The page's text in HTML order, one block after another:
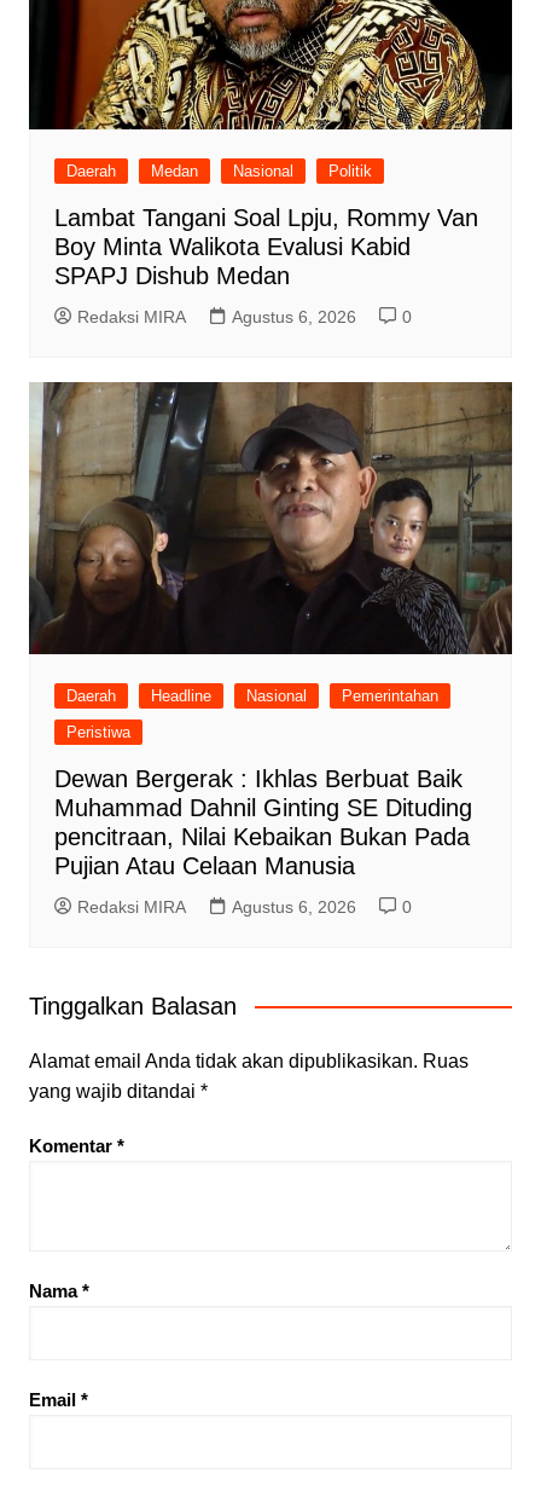
Daerah Medan Nasional Politik
Lambat Tangani Soal Lpju, Rommy Van
Boy Minta Walikota Evalusi Kabid
SPAPJ Dishub Medan
Redaksi MIRA Agustus 6, 2026 0
Daerah Headline Nasional
Pemerintahan
Peristiwa
Dewan Bergerak : Ikhlas Berbuat Baik
Muhammad Dahnil Ginting SE Dituding
pencitraan, Nilai Kebaikan Bukan Pada
Pujian Atau Celaan Manusia
Redaksi MIRA Agustus 6, 2026 0
Tinggalkan Balasan
Alamat email Anda tidak akan dipublikasikan. Ruas
yang wajib ditandai *
Komentar *
Nama*
Email *